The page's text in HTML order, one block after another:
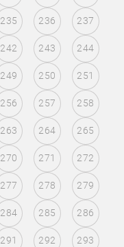
235 236 237
242 243 244
249 250 251
256 257 258
263 264 265
270 271 272
277 278 279
284 285 286
291 292 293